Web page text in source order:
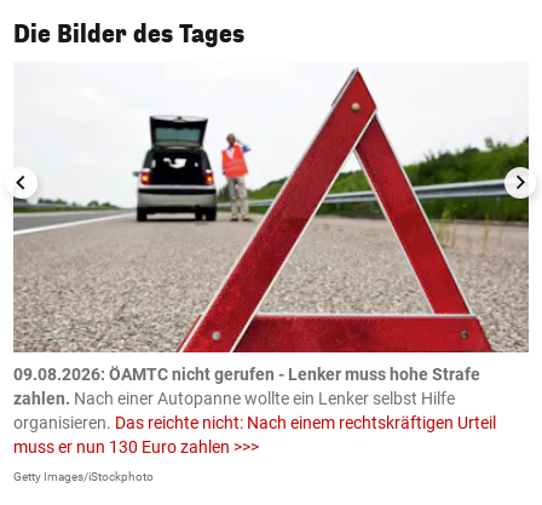
Die Bilder des Tages
1/50
09.08.2026: ÖAMTC nicht gerufen - Lenker muss hohe Strafe
zahlen. Nach einer Autopanne wollte ein Lenker selbst Hilfe
organisieren. Das reichte nicht: Nach einem rechtskräftigen Urteil
muss er nun 130 Euro zahlen >>>
Getty Images/iStockphoto